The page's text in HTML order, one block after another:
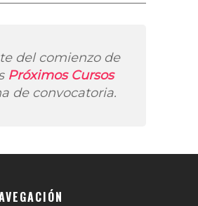
del comienzo de
Próximos Cursos
de convocatoria.